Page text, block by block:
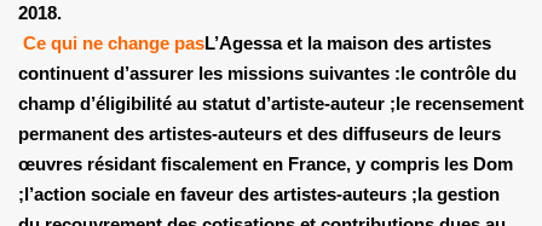
2018.
Ce qui ne change pasL’Agessa et la maison des artistes
continuent d’assurer les missions suivantes :le contrôle du
champ d’éligibilité au statut d’artiste-auteur ;le recensement
permanent des artistes-auteurs et des diffuseurs de leurs
œuvres résidant fiscalement en France, y compris les Dom
;l’action sociale en faveur des artistes-auteurs ;la gestion